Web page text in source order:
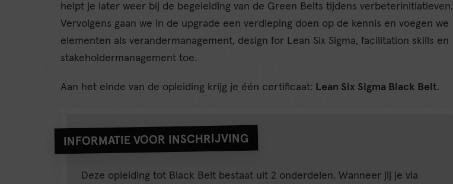
helpt je later weer bij de begeleiding van de Green Belts tijdens verbeterinitiatieven.
Vervolgens gaan we in de upgrade een verdieping doen op de kennis en voegen we
elementen als verandermanagement, design for Lean Six Sigma, facilitation skills en
stakeholdermanagement toe.
Aan het einde van de opleiding krijg je één certificaat: Lean Six Sigma Black Belt.
INFORMATIE VOOR INSCHRIJVING
Deze opleiding tot Black Belt bestaat uit 2 onderdelen. Wanneer jij je via